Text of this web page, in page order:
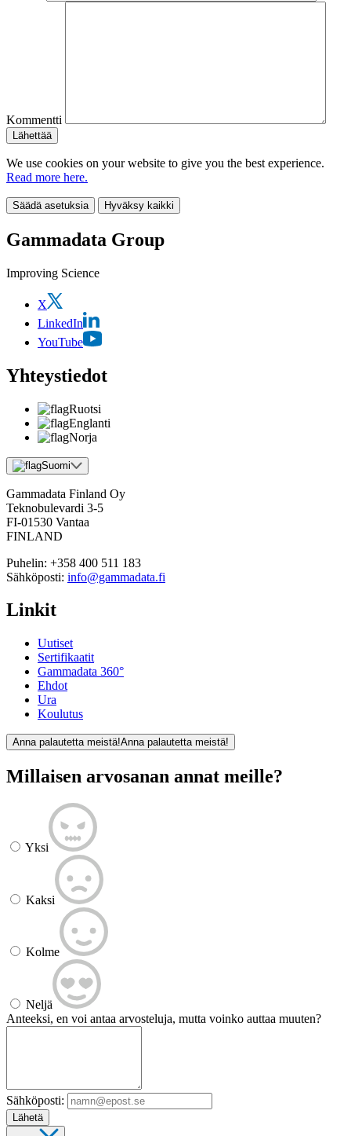
Kommentti
We use cookies on your website to give you the best experience.
Read more here.
Säädä asetuksia Hyväksy kaikki
Gammadata Group
Improving Science
X
LinkedIn
YouTube
Yhteystiedot
Ruotsi
Englanti
Norja
Suomi
Gammadata Finland Oy
Teknobulevardi 3-5
FI-01530 Vantaa
FINLAND
Puhelin: +358 400 511 183
Sähköposti: info@gammadata.fi
Linkit
Uutiset
Sertifikaatit
Gammadata 360°
Ehdot
Ura
Koulutus
Anna palautetta meistä!Anna palautetta meistä!
Millaisen arvosanan annat meille?
Yksi
Kaksi
Kolme
Neljä
Anteeksi, en voi antaa arvosteluja, mutta voinko auttaa muuten?
Sähköposti:
Lähetä